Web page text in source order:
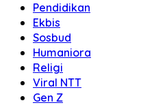
Pendidikan
Ekbis
Sosbud
Humaniora
Religi
Viral NTT
Gen Z